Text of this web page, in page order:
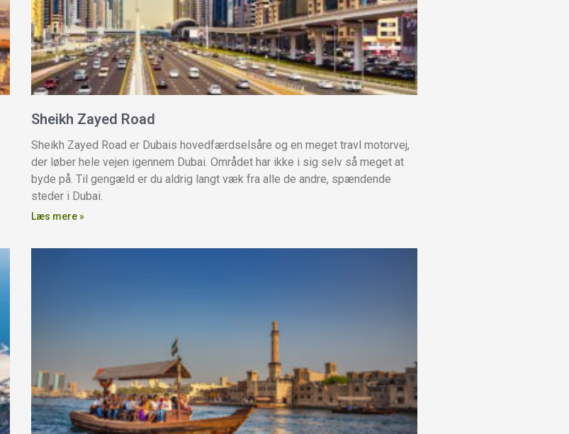
Sheikh Zayed Road
Sheikh Zayed Road er Dubais hovedfærdselsåre og en meget travl motorvej,
der løber hele vejen igennem Dubai. Området har ikke i sig selv så meget at
byde på. Til gengæld er du aldrig langt væk fra alle de andre, spændende
steder i Dubai.
Læs mere »